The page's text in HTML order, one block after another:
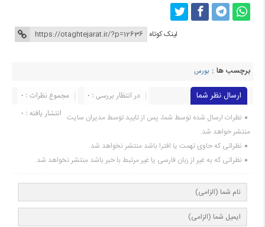
لینک کوتاه
برچسب ها : بورس
ارسال نظر شما مجموع نظرات : 0
در انتظار بررسی : 0
انتشار یافته : 0 نظرات ارسال شده توسط شما، پس از تایید توسط مدیران سایت
منتشر خواهد شد.
نظراتی که حاوی تهمت یا افترا باشد منتشر نخواهد شد.
نظراتی که به غیر از زبان فارسی یا غیر مرتبط با خبر باشد منتشر نخواهد شد.